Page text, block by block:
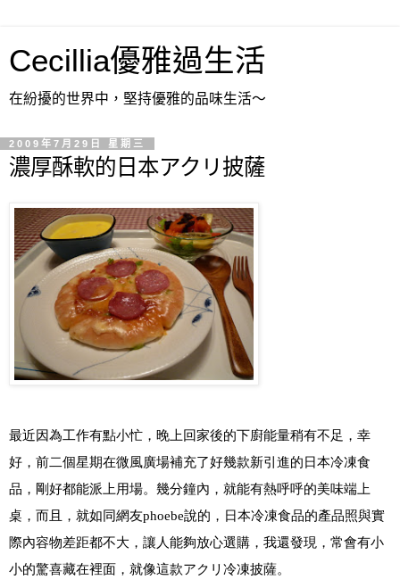
Cecillia優雅過生活
在紛擾的世界中，堅持優雅的品味生活～
2009年7月29日 星期三
濃厚酥軟的日本アクリ披薩
最近因為工作有點小忙，晚上回家後的下廚能量稍有不足，幸
好，前二個星期在微風廣場補充了好幾款新引進的日本冷凍食
品，剛好都能派上用場。幾分鐘內，就能有熱呼呼的美味端上
桌，而且，就如同網友phoebe說的，日本冷凍食品的產品照與實
際內容物差距都不大，讓人能夠放心選購，我還發現，常會有小
小的驚喜藏在裡面，就像這款アクリ冷凍披薩。